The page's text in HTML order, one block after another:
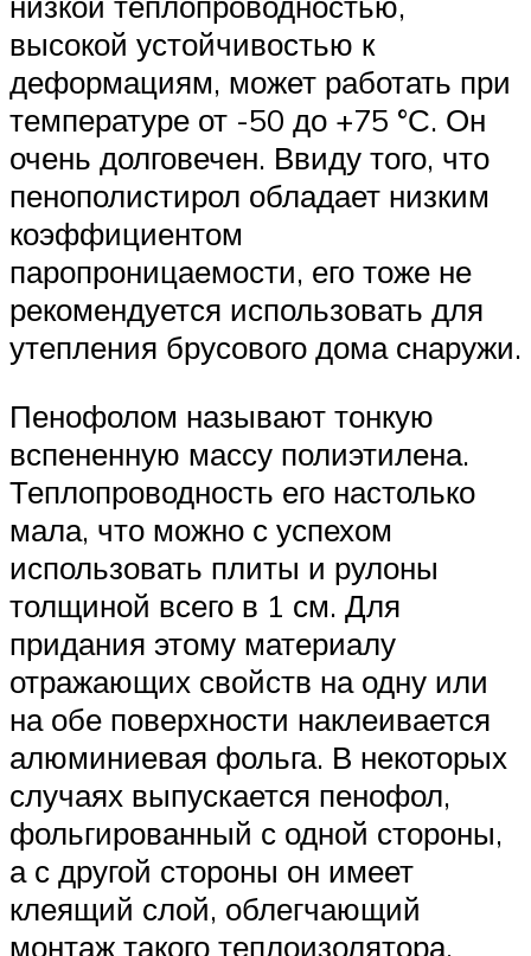
высокой устойчивостью к
деформациям, может работать при
температуре от -50 до +75 °С. Он
очень долговечен. Ввиду того, что
пенополистирол обладает низким
коэффициентом
паропроницаемости, его тоже не
рекомендуется использовать для
утепления брусового дома снаружи.
Пенофолом называют тонкую
вспененную массу полиэтилена.
Теплопроводность его настолько
мала, что можно с успехом
использовать плиты и рулоны
толщиной всего в 1 см. Для
придания этому материалу
отражающих свойств на одну или
на обе поверхности наклеивается
алюминиевая фольга. В некоторых
случаях выпускается пенофол,
фольгированный с одной стороны,
а с другой стороны он имеет
клеящий слой, облегчающий
монтаж такого теплоизолятора.